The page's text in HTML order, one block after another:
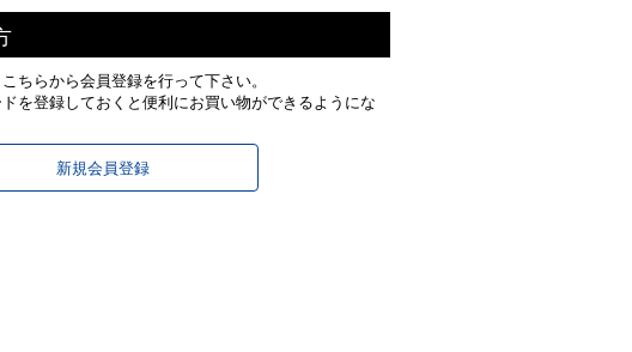
ちらから会員登録を行って下さい。
を登録しておくと便利にお買い物ができるようにな